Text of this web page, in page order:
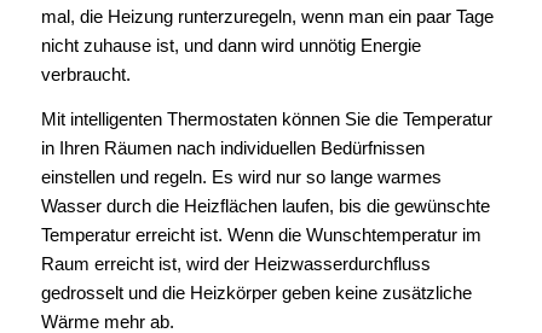
mal, die Heizung runterzuregeln, wenn man ein paar Tage
nicht zuhause ist, und dann wird unnötig Energie
verbraucht.
Mit intelligenten Thermostaten können Sie die Temperatur
in Ihren Räumen nach individuellen Bedürfnissen
einstellen und regeln. Es wird nur so lange warmes
Wasser durch die Heizflächen laufen, bis die gewünschte
Temperatur erreicht ist. Wenn die Wunschtemperatur im
Raum erreicht ist, wird der Heizwasserdurchfluss
gedrosselt und die Heizkörper geben keine zusätzliche
Wärme mehr ab.